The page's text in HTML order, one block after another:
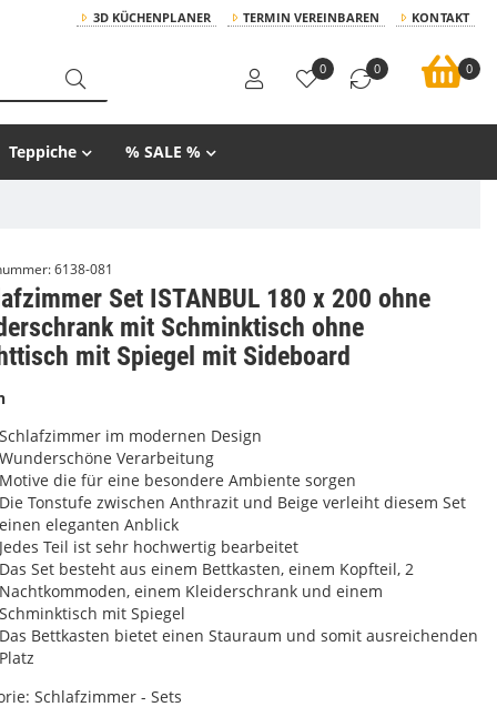
3D KÜCHENPLANER TERMIN VEREINBAREN KONTAKT
0 0 0
Teppiche % SALE %
6138-081
Set ISTANBUL 180 x 200 ohne
mit Schminktisch ohne
mit Spiegel mit Sideboard
Schlafzimmer im modernen Design
Wunderschöne Verarbeitung
Motive die für eine besondere Ambiente sorgen
Die Tonstufe zwischen Anthrazit und Beige verleiht diesem Set
einen eleganten Anblick
Jedes Teil ist sehr hochwertig bearbeitet
Das Set besteht aus einem Bettkasten, einem Kopfteil, 2
Nachtkommoden, einem Kleiderschrank und einem
Schminktisch mit Spiegel
Das Bettkasten bietet einen Stauraum und somit ausreichenden
Platz
Schlafzimmer - Sets